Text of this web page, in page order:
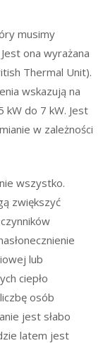
musimy
ona wyrażana
Thermal Unit).
wskazują na
kW do 7 kW. Jest
w zależności
wszystko.
zwiększyć
lub
ciepło
osób
jest słabo
latem jest